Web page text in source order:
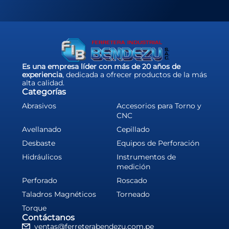
Es una empresa líder con más de 20 años de
experiencia, dedicada a ofrecer productos de la más
alta calidad.
Categorías
Abrasivos
Accesorios para Torno y
CNC
Avellanado
Cepillado
Desbaste
Equipos de Perforación
Hidráulicos
Instrumentos de
medición
Perforado
Roscado
Taladros Magnéticos
Torneado
Torque
Contáctanos
ventas@ferreterabendezu.com.pe